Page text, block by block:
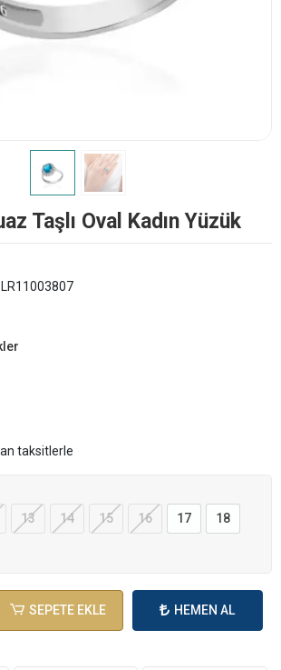
Taşlı Oval Kadın Yüzük
taksitlerle
13 14 15 16 17 18
SEPETE EKLE HEMEN AL